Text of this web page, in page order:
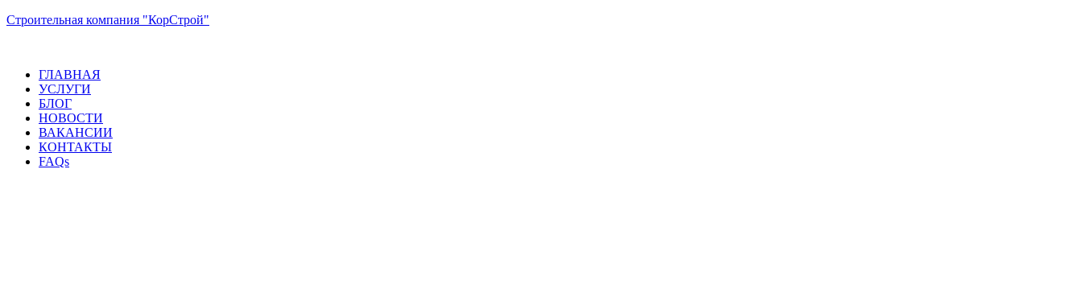
Строительная компания "КорСтрой"
ГЛАВНАЯ
УСЛУГИ
БЛОГ
НОВОСТИ
ВАКАНСИИ
КОНТАКТЫ
FAQs